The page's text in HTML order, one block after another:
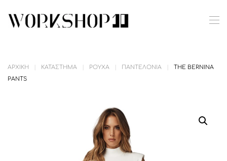
Skip to main content
ΑΡΧΙΚΉ ΚΑΤΆΣΤΗΜΑ ΡΟΎΧΑ ΠΑΝΤΕΛΌΝΙΑ
THE BERNINA
PANTS